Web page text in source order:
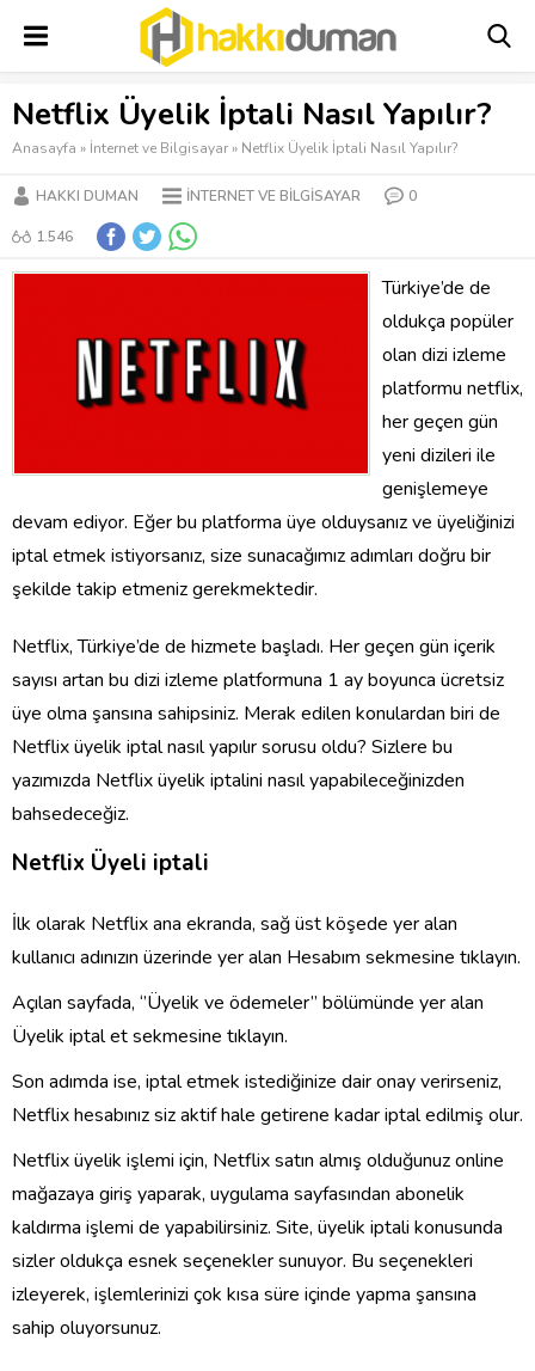
Netflix Üyelik İptali Nasıl Yapılır?
Anasayfa » İnternet ve Bilgisayar» Netflix Üyelik İptali Nasıl Yapılır?
HAKKI DUMAN İNTERNET VE BILGISAYAR 0
1.546
Türkiye’de de
oldukça popüler
olan dizi izleme
platformu netflix,
her geçen gün
yeni dizileri ile
genişlemeye
devam ediyor. Eğer bu platforma üye olduysanız ve üyeliğinizi
iptal etmek istiyorsanız, size sunacağımız adımları doğru bir
şekilde takip etmeniz gerekmektedir.
Netflix, Türkiye’de de hizmete başladı. Her geçen gün içerik
sayısı artan bu dizi izleme platformuna 1 ay boyunca ücretsiz
üye olma şansına sahipsiniz. Merak edilen konulardan biri de
Netflix üyelik iptal nasıl yapılır sorusu oldu? Sizlere bu
yazımızda Netflix üyelik iptalini nasıl yapabileceğinizden
bahsedeceğiz.
Netflix Üyeli iptali
İlk olarak Netflix ana ekranda, sağ üst köşede yer alan
kullanıcı adınızın üzerinde yer alan Hesabım sekmesine tıklayın.
Açılan sayfada, ‘’Üyelik ve ödemeler’’ bölümünde yer alan
Üyelik iptal et sekmesine tıklayın.
Son adımda ise, iptal etmek istediğinize dair onay verirseniz,
Netflix hesabınız siz aktif hale getirene kadar iptal edilmiş olur.
Netflix üyelik işlemi için, Netflix satın almış olduğunuz online
mağazaya giriş yaparak, uygulama sayfasından abonelik
kaldırma işlemi de yapabilirsiniz. Site, üyelik iptali konusunda
sizler oldukça esnek seçenekler sunuyor. Bu seçenekleri
izleyerek, işlemlerinizi çok kısa süre içinde yapma şansına
sahip oluyorsunuz.